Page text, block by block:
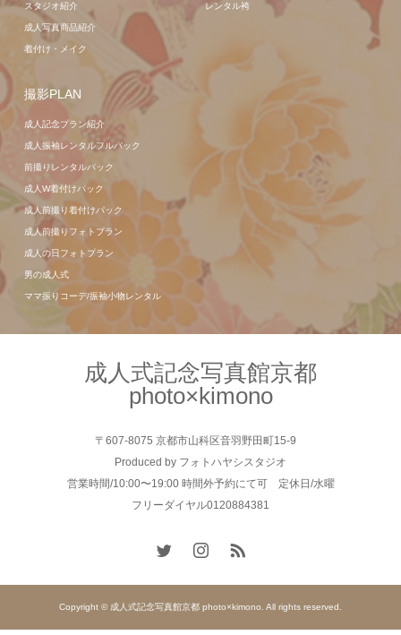
スタジオ紹介
成人写真商品紹介
着付け・メイク
レンタル袴
撮影PLAN
成人記念プラン紹介
成人振袖レンタルフルパック
前撮りレンタルパック
成人W着付けパック
成人前撮り着付けパック
成人前撮りフォトプラン
成人の日フォトプラン
男の成人式
ママ振りコーデ/振袖小物レンタル
成人式記念写真館京都
photo×kimono
〒607-8075 京都市山科区音羽野田町15-9
Produced by フォトハヤシスタジオ
営業時間/10:00〜19:00 時間外予約にて可 定休日/水曜
フリーダイヤル0120884381
Copyright © 成人式記念写真館京都 photo×kimono. All rights reserved.